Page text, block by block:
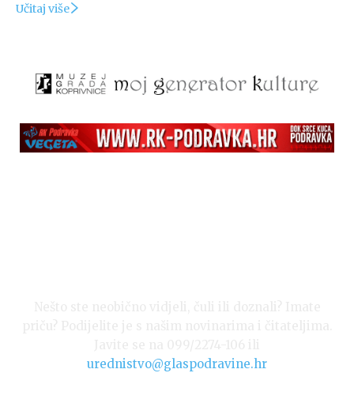
Učitaj više
urednistvo@glaspodravine.hr